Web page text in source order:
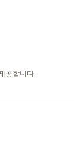
공합니다.